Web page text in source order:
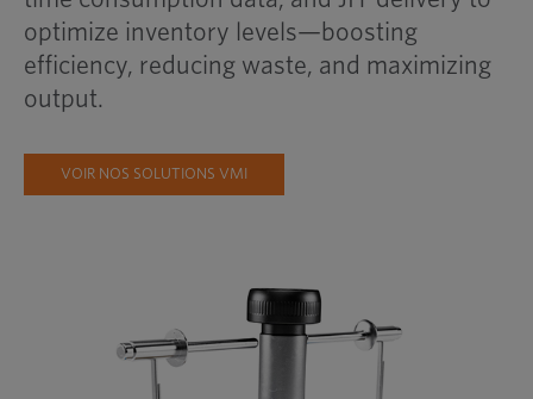
optimize inventory levels—boosting
efficiency, reducing waste, and maximizing
output.
VOIR NOS SOLUTIONS VMI